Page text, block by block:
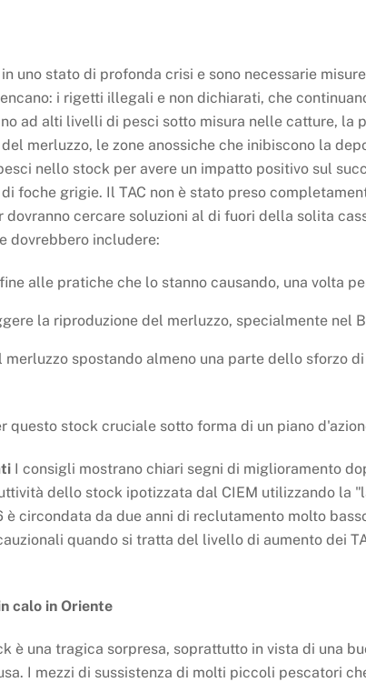
uno stato di profonda crisi e sono necessarie
i rigetti illegali e non dichiarati, che
ad alti livelli di pesci sotto misura nelle catture, la
merluzzo, le zone anossiche che inibiscono la
nello stock per avere un impatto positivo sul
foche grigie. Il TAC non è stato preso
cercare soluzioni al di fuori della solita
dovrebbero includere:
alle pratiche che lo stanno causando, una volta
la riproduzione del merluzzo, specialmente nel
spostando almeno una parte dello sforzo
stock cruciale sotto forma di un piano
I consigli mostrano chiari segni di miglioramento
dello stock ipotizzata dal CIEM utilizzando la
circondata da due anni di reclutamento molto
quando si tratta del livello di aumento dei
calo in Oriente
è una tragica sorpresa, soprattutto in vista di una
I mezzi di sussistenza di molti piccoli pescatori